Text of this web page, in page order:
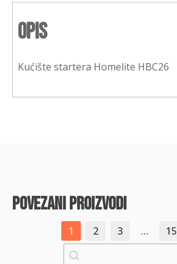
Opis
Kućište startera Homelite HBC26
povezani proizvodi
1 2 3 … 15
Pretraži